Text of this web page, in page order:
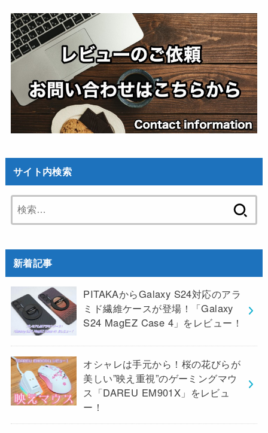
サイト内検索
索:
新着記事
PITAKAからGalaxy S24対応のアラ
ミド繊維ケースが登場！「Galaxy
S24 MagEZ Case 4」をレビュー！
オシャレは手元から！桜の花びらが
美しい”映え重視”のゲーミングマウ
ス「DAREU EM901X」をレビュ
ー！